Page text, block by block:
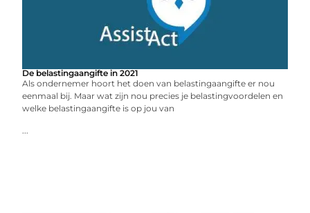
De belastingaangifte in 2021
Als ondernemer hoort het doen van belastingaangifte er nou
eenmaal bij. Maar wat zijn nou precies je belastingvoordelen en
welke belastingaangifte is op jou van
...